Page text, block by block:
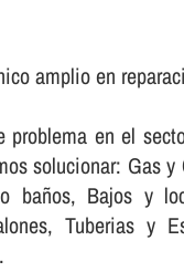
amplio en
problema en el
solucionar: Gas
baños, Bajos y
Tuberias y